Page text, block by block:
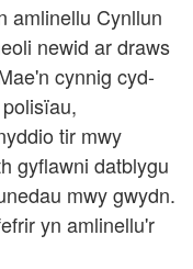
amlinellu Cynllun
newid ar draws
cynnig cyd-
tir mwy
gyflawni datblygu
mwy gwydn.
yn amlinellu'r